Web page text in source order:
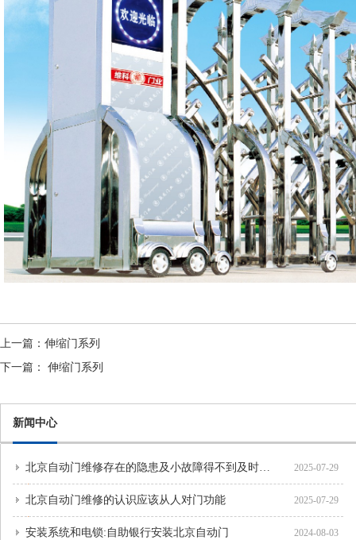
上一篇： 伸缩门系列
下一篇： 伸缩门系列
新闻中心
北京自动门维修存在的隐患及小故障得不到及时处理 2025-07-29
北京自动门维修的认识应该从人对门功能 2025-07-29
安装系统和电锁:自助银行安装北京自动门 2024-08-03